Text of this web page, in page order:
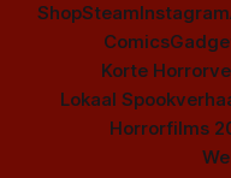
ShopSteamInstagram
Comics
Korte
Lokaal
Horrorfilms